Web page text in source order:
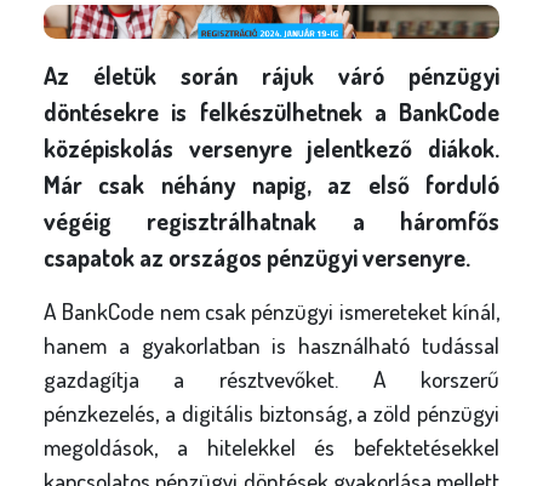
Az életük során rájuk váró pénzügyi
döntésekre is felkészülhetnek a BankCode
középiskolás versenyre jelentkező diákok.
Már csak néhány napig, az első forduló
végéig regisztrálhatnak a háromfős
csapatok az országos pénzügyi versenyre.
A BankCode nem csak pénzügyi ismereteket kínál,
hanem a gyakorlatban is használható tudással
gazdagítja a résztvevőket. A korszerű
pénzkezelés, a digitális biztonság, a zöld pénzügyi
megoldások, a hitelekkel és befektetésekkel